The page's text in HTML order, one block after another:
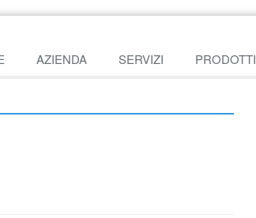
AZIENDA SERVIZI PRODOTTI